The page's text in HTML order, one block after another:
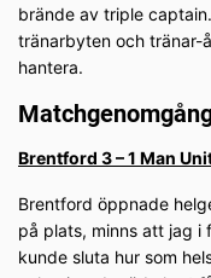
brände av triple
tränarbyten och tränar-
hantera.
Brentford 3 – 1 Man
Brentford öppnade
på plats, minns att jag i
kunde sluta hur som